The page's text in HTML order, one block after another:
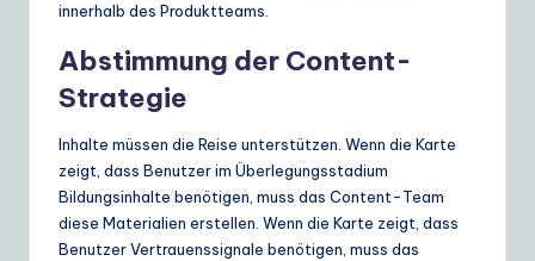
innerhalb des Produktteams.
Abstimmung der Content-
Strategie
Inhalte müssen die Reise unterstützen. Wenn die Karte
zeigt, dass Benutzer im Überlegungsstadium
Bildungsinhalte benötigen, muss das Content-Team
diese Materialien erstellen. Wenn die Karte zeigt, dass
Benutzer Vertrauenssignale benötigen, muss das